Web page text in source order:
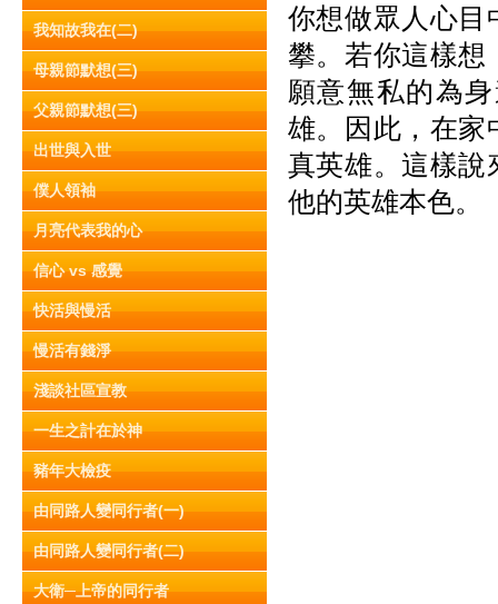
我知故我在(二)
母親節默想(三)
父親節默想(三)
出世與入世
僕人領袖
月亮代表我的心
信心 vs 感覺
快活與慢活
慢活有錢淨
淺談社區宣教
一生之計在於神
豬年大檢疫
由同路人變同行者(一)
由同路人變同行者(二)
大衛─上帝的同行者
你想做眾人心目
攀。若你這樣想
願意無私的為
雄。因此，在家
真英雄。這樣說
他的英雄本色。